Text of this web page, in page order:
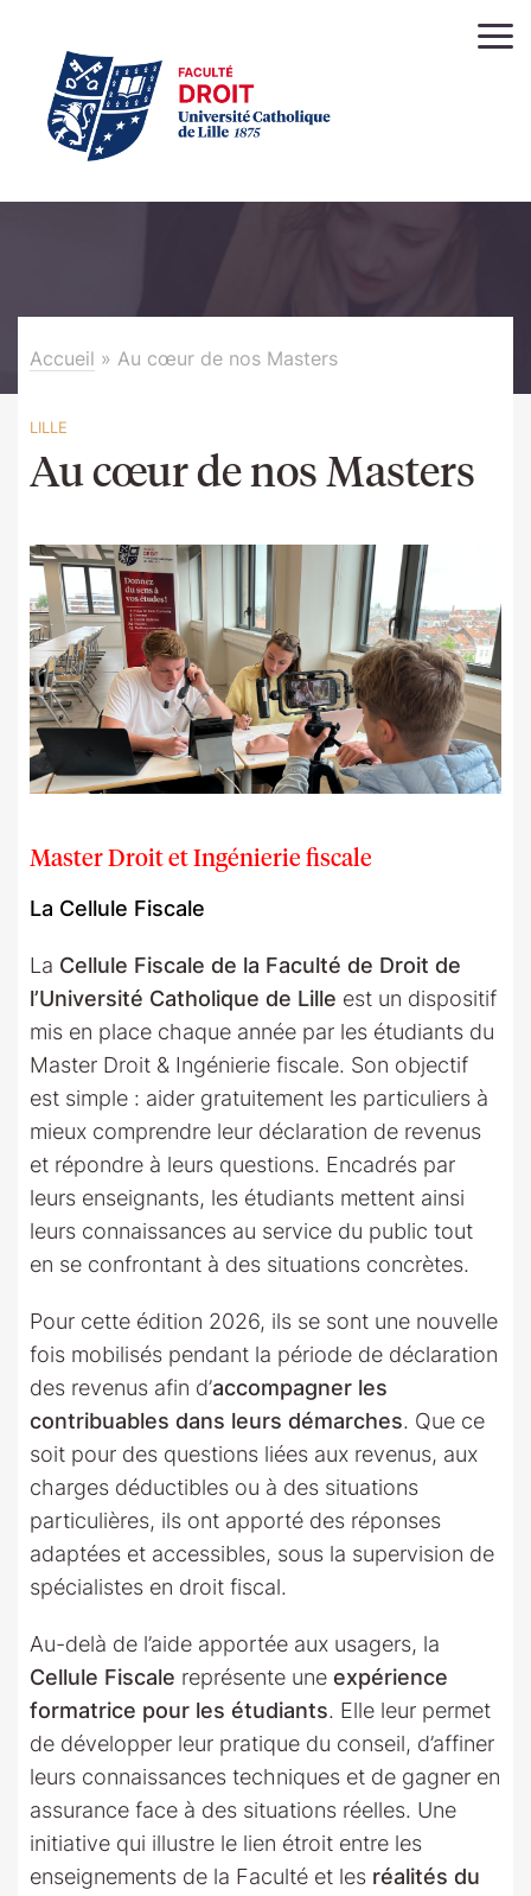
Accueil » Au cœur de nos Masters
LILLE
Au cœur de nos Masters
Master Droit et Ingénierie fiscale
La Cellule Fiscale
La Cellule Fiscale de la Faculté de Droit de
l’Université Catholique de Lille est un dispositif
mis en place chaque année par les étudiants du
Master Droit & Ingénierie fiscale. Son objectif
est simple : aider gratuitement les particuliers à
mieux comprendre leur déclaration de revenus
et répondre à leurs questions. Encadrés par
leurs enseignants, les étudiants mettent ainsi
leurs connaissances au service du public tout
en se confrontant à des situations concrètes.
Pour cette édition 2026, ils se sont une nouvelle
fois mobilisés pendant la période de déclaration
des revenus afin d’accompagner les
contribuables dans leurs démarches. Que ce
soit pour des questions liées aux revenus, aux
charges déductibles ou à des situations
particulières, ils ont apporté des réponses
adaptées et accessibles, sous la supervision de
spécialistes en droit fiscal.
Au-delà de l’aide apportée aux usagers, la
Cellule Fiscale représente une expérience
formatrice pour les étudiants. Elle leur permet
de développer leur pratique du conseil, d’affiner
leurs connaissances techniques et de gagner en
assurance face à des situations réelles. Une
initiative qui illustre le lien étroit entre les
enseignements de la Faculté et les réalités du